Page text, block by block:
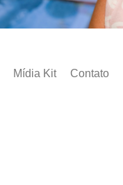
Mídia Kit Contato